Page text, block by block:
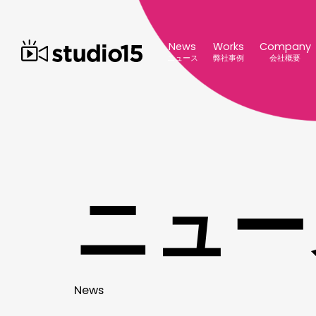
News
ニュース
Works
弊社事例
Company
会社概要
ニュー
News